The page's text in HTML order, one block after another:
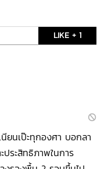
LIKE + 1
ยนเป๊ะทุกองศา บอกลา
ระสิทธิภาพในการ